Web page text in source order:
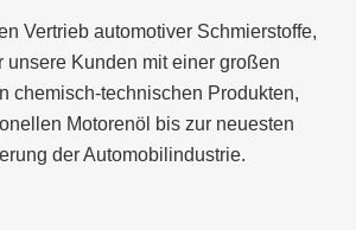
Vertrieb automotiver Schmierstoffe,
unsere Kunden mit einer großen
chemisch-technischen Produkten,
Motorenöl bis zur neuesten
der Automobilindustrie.